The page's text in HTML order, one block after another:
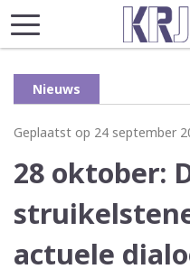
Nieuws
Geplaatst op 24 september
28 oktober:
actuele